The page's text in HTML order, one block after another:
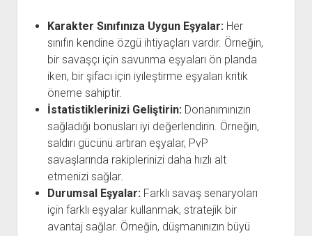
Karakter Sınıfınıza Uygun Eşyalar:Her
sınıfın kendine özgü ihtiyaçları vardır. Örneğin,
bir savaşçı için savunma eşyaları ön planda
iken, bir şifacı için iyileştirme eşyaları kritik
öneme sahiptir.
İstatistiklerinizi Geliştirin:Donanımınızın
sağladığı bonusları iyi değerlendirin. Örneğin,
saldırı gücünü artıran eşyalar, PvP
savaşlarında rakiplerinizi daha hızlı alt
etmenizi sağlar.
Durumsal Eşyalar:Farklı savaş senaryoları
için farklı eşyalar kullanmak, stratejik bir
avantaj sağlar. Örneğin, düşmanınızın büyü